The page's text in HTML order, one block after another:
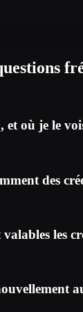
et où je le
des
les